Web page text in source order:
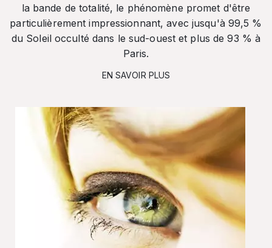
la bande de totalité, le phénomène promet d'être
particulièrement impressionnant, avec jusqu'à 99,5 %
du Soleil occulté dans le sud-ouest et plus de 93 % à
Paris.
EN SAVOIR PLUS